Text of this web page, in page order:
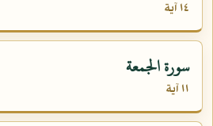
١٤ آية
سورة الجمعة
١١ آية